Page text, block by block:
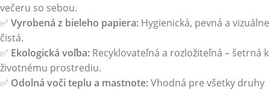
večeru so sebou.
✅ Vyrobená z bieleho papiera: Hygienická, pevná a vizuálne
čistá.
✅ Ekologická voľba: Recyklovateľná a rozložiteľná – šetrná k
životnému prostrediu.
✅ Odolná voči teplu a mastnote:Vhodná pre všetky druhy